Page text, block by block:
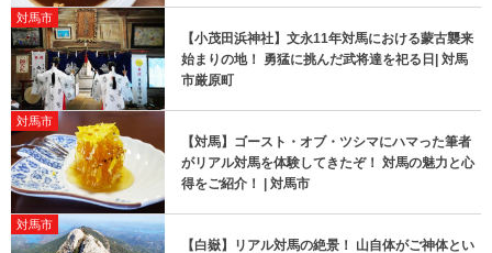
対馬市
【小茂田浜神社】文永11年対馬における蒙古襲来
始まりの地！ 勇猛に挑んだ武将達を祀る日| 対馬
市厳原町
対馬市
【対馬】ゴースト・オブ・ツシマにハマった筆者
がリアル対馬を体験してきたぞ！ 対馬の魅力と心
得をご紹介！ | 対馬市
対馬市
【白嶽】リアル対馬の絶景！ 山自体がご神体とい